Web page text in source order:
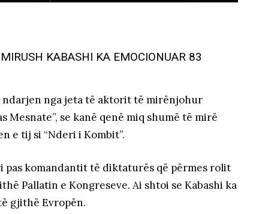
KABASHI KA EMOCIONUAR 83
nga jeta të aktorit të mirënjohur
Mesnate”, se kanë qenë miq shumë të mirë
e tij si “Nderi i Kombit”.
pas komandantit të diktaturës që përmes rolit
Pallatin e Kongreseve. Ai shtoi se Kabashi ka
gjithë Evropën.